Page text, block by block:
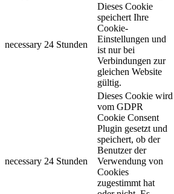
necessary 24 Stunden
Dieses Cookie
speichert Ihre
Cookie-
Einstellungen und
ist nur bei
Verbindungen zur
gleichen Website
gültig.
necessary 24 Stunden
Dieses Cookie wird
vom GDPR
Cookie Consent
Plugin gesetzt und
speichert, ob der
Benutzer der
Verwendung von
Cookies
zugestimmt hat